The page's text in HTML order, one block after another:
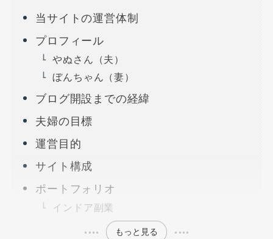
当サイトの運営体制
プロフィール
やぬさん（夫）
ぼんちゃん（妻）
ブログ開設までの経緯
夫婦の目標
運営目的
サイト構成
ポートフォリオ
インドア副業
もっと見る